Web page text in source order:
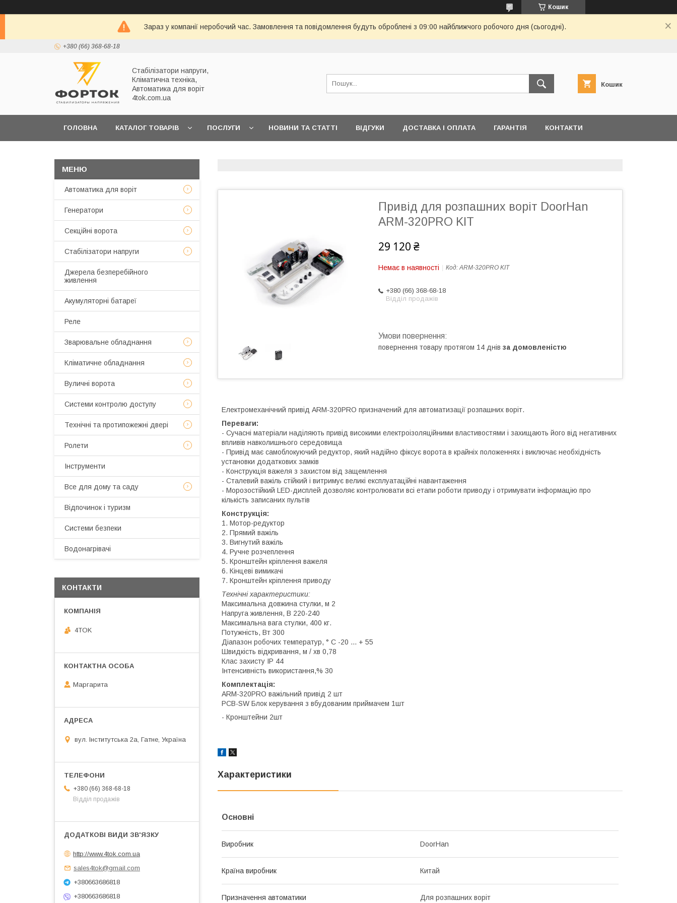
Кошик
Зараз у компанії неробочий час. Замовлення та повідомлення будуть оброблені з 09:00 найближчого робочого дня (сьогодні).
+380 (66) 368-68-18
Стабілізатори напруги,
Кліматична техніка,
Автоматика для воріт
4tok.com.ua
Кошик
ГОЛОВНА КАТАЛОГ ТОВАРІВ ПОСЛУГИ НОВИНИ ТА СТАТТІ ВІДГУКИ ДОСТАВКА І ОПЛАТА ГАРАНТІЯ КОНТАКТИ
Привід для розпашних воріт DoorHan
ARM-320PRO KIT
29 120 ₴
Немає в наявності Код:ARM-320PRO KIT
+380 (66) 368-68-18
Відділ продажів
повернення товару протягом 14 днів за домовленістю
Електромеханічний привід ARM-320PRO призначений для автоматизації розпашних воріт.
Переваги:
- Сучасні матеріали наділяють привід високими електроізоляційними властивостями і захищають його від негативних
впливів навколишнього середовища
- Привід має самоблокуючий редуктор, який надійно фіксує ворота в крайніх положеннях і виключає необхідність
установки додаткових замків
- Конструкція важеля з захистом від защемлення
- Сталевий важіль стійкий і витримує великі експлуатаційні навантаження
- Морозостійкий LED-дисплей дозволяє контролювати всі етапи роботи приводу і отримувати інформацію про
кількість записаних пультів
Конструкція:
1. Мотор-редуктор
2. Прямий важіль
3. Вигнутий важіль
4. Ручне розчеплення
5. Кронштейн кріплення важеля
6. Кінцеві вимикачі
7. Кронштейн кріплення приводу
Технічні характеристики:
Максимальна довжина стулки, м 2
Напруга живлення, В 220-240
Максимальна вага стулки, 400 кг.
Потужність, Вт 300
Діапазон робочих температур, ° С -20 ... + 55
Швидкість відкривання, м / хв 0,78
Клас захисту IP 44
Інтенсивність використання,% 30
Комплектація:
ARM-320PRO важільний привід 2 шт
PCB-SW Блок керування з вбудованим приймачем 1шт
- Кронштейни 2шт
Характеристики
Основні
Виробник DoorHan
Країна виробник Китай
Призначення автоматики Для розпашних воріт
Автоматика для воріт
Генератори
Секційні ворота
Стабілізатори напруги
Джерела безперебійного
живлення
Акумуляторні батареї
Реле
Зварювальне обладнання
Кліматичне обладнання
Вуличні ворота
Системи контролю доступу
Технічні та протипожежні двері
Ролети
Інструменти
Все для дому та саду
Відпочинок і туризм
Системи безпеки
Водонагрівачі
КОНТАКТИ
4TOK
Маргарита
вул. Інститутська 2а, Гатне, Україна
+380 (66) 368-68-18
Відділ продажів
http://www.4tok.com.ua
sales4tok@gmail.com
+380663686818
+380663686818